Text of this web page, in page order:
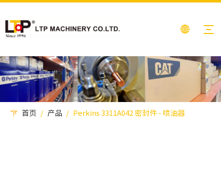
首页 / 产品 / Perkins 3311A042 密封件 - 喷油器